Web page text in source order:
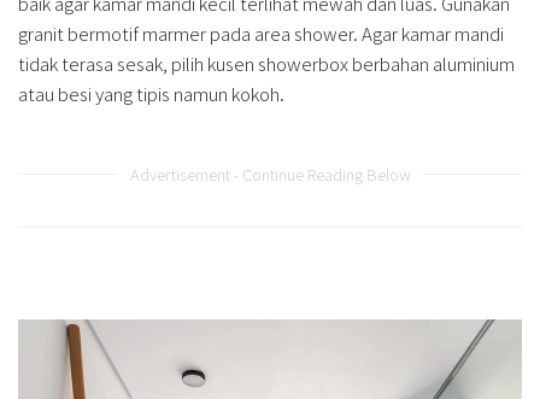
granit bermotif marmer pada area shower. Agar kamar mandi
tidak terasa sesak, pilih kusen showerbox berbahan aluminium
atau besi yang tipis namun kokoh.
Advertisement - Continue Reading Below